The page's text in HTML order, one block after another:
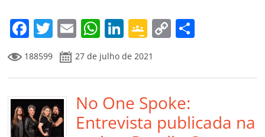
m
F
a
c
e
b
o
T
w
itt
er
E
m
ai
l
W
h
at
s
A
p
Li
n
k
e
dI
n
G
o
o
gl
e
Cl
C
y
Li
n
p
til
188599 27 de julho de 2021
No One Spoke:
Entrevista publicada na